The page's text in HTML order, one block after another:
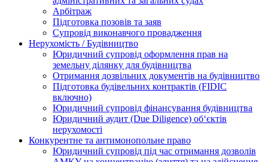
Арбітраж
Підготовка позовів та заяв
Супровід виконавчого провадження
Нерухомість / Будівництво
Юридичний супровід оформлення прав на
земельну ділянку для будівництва
Отримання дозвільних документів на будівництво
Підготовка будівельних контрактів (FIDIC
включно)
Юридичний супровід фінансування будівництва
Юридичний аудит (Due Diligence) об‘єктів
нерухомості
Конкурентне та антимонопольне право
Юридичний супровід під час отримання дозволів